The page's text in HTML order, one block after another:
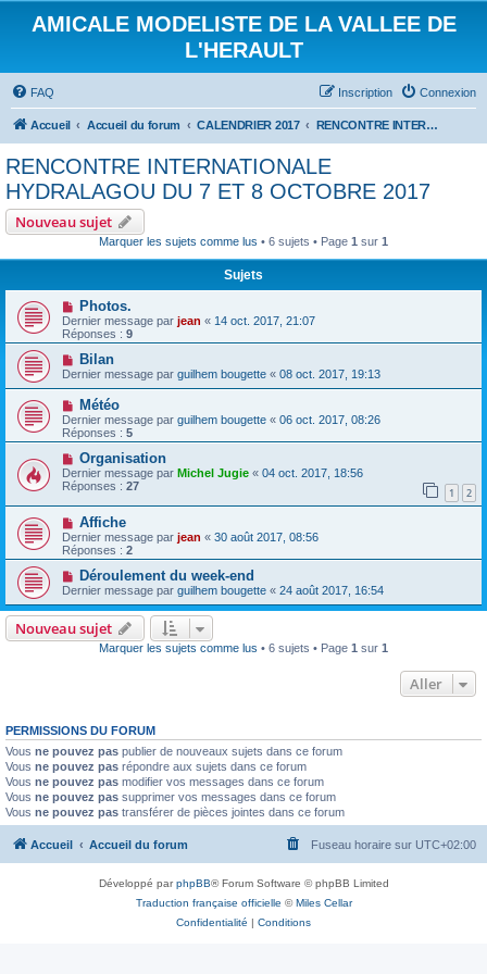
AMICALE MODELISTE DE LA VALLEE DE
L'HERAULT
FAQ Connexion
Inscription
Accueil Accueil du forum CALENDRIER 2017 RENCONTRE INTERNATIONALE HYDRALAGOU DU 7 ET 8 OCTOBRE 2017
RENCONTRE INTERNATIONALE
HYDRALAGOU DU 7 ET 8 OCTOBRE 2017
Nouveau sujet
Marquer les sujets comme lus • 6 sujets • Page 1 sur 1
Sujets
Photos.
Dernier message par jean « 14 oct. 2017, 21:07
Réponses : 9
Bilan
Dernier message par guilhem bougette « 08 oct. 2017, 19:13
Météo
Dernier message par guilhem bougette « 06 oct. 2017, 08:26
Réponses : 5
Organisation
Dernier message par Michel Jugie « 04 oct. 2017, 18:56
Réponses : 27 1 2
Affiche
Dernier message par jean « 30 août 2017, 08:56
Réponses : 2
Déroulement du week-end
Dernier message par guilhem bougette « 24 août 2017, 16:54
Nouveau sujet
Marquer les sujets comme lus • 6 sujets • Page 1 sur 1
Aller
PERMISSIONS DU FORUM
Vous ne pouvez pas publier de nouveaux sujets dans ce forum
Vous ne pouvez pas répondre aux sujets dans ce forum
Vous ne pouvez pas modifier vos messages dans ce forum
Vous ne pouvez pas supprimer vos messages dans ce forum
Vous ne pouvez pas transférer de pièces jointes dans ce forum
Accueil Accueil du forum Fuseau horaire sur UTC+02:00
Développé parphpBB® Forum Software © phpBB Limited
Traduction française officielle ©Miles Cellar
Confidentialité | Conditions